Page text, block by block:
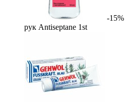
-15%
рук Antiseptane 1st